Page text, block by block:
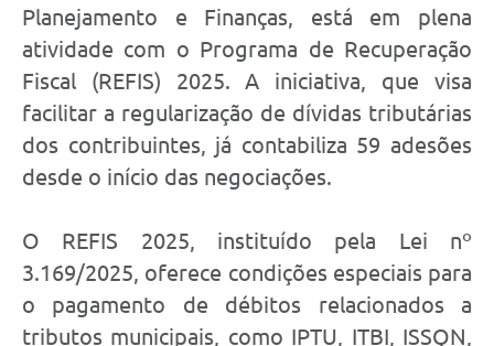
Planejamento e Finanças, está em plena
atividade com o Programa de Recuperação
Fiscal (REFIS) 2025. A iniciativa, que visa
facilitar a regularização de dívidas tributárias
dos contribuintes, já contabiliza 59 adesões
desde o início das negociações.
O REFIS 2025, instituído pela Lei nº
3.169/2025, oferece condições especiais para
o pagamento de débitos relacionados a
tributos municipais, como IPTU, ITBI, ISSQN,